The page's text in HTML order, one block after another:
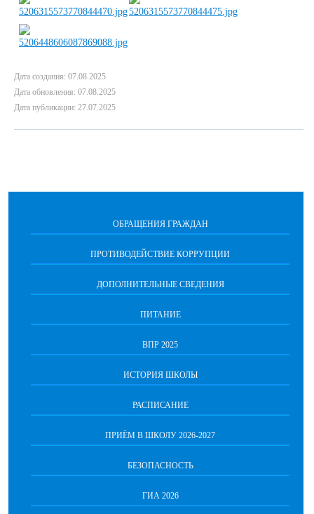
Дата создания: 07.08.2025
Дата обновления: 07.08.2025
Дата публикации: 27.07.2025
ОБРАЩЕНИЯ ГРАЖДАН
ПРОТИВОДЕЙСТВИЕ КОРРУПЦИИ
ДОПОЛНИТЕЛЬНЫЕ СВЕДЕНИЯ
ПИТАНИЕ
ВПР 2025
ИСТОРИЯ ШКОЛЫ
РАСПИСАНИЕ
ПРИЁМ В ШКОЛУ 2026-2027
БЕЗОПАСНОСТЬ
ГИА 2026